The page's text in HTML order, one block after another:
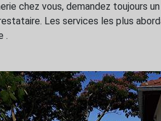
chez vous, demandez toujours
Les services les plus
.